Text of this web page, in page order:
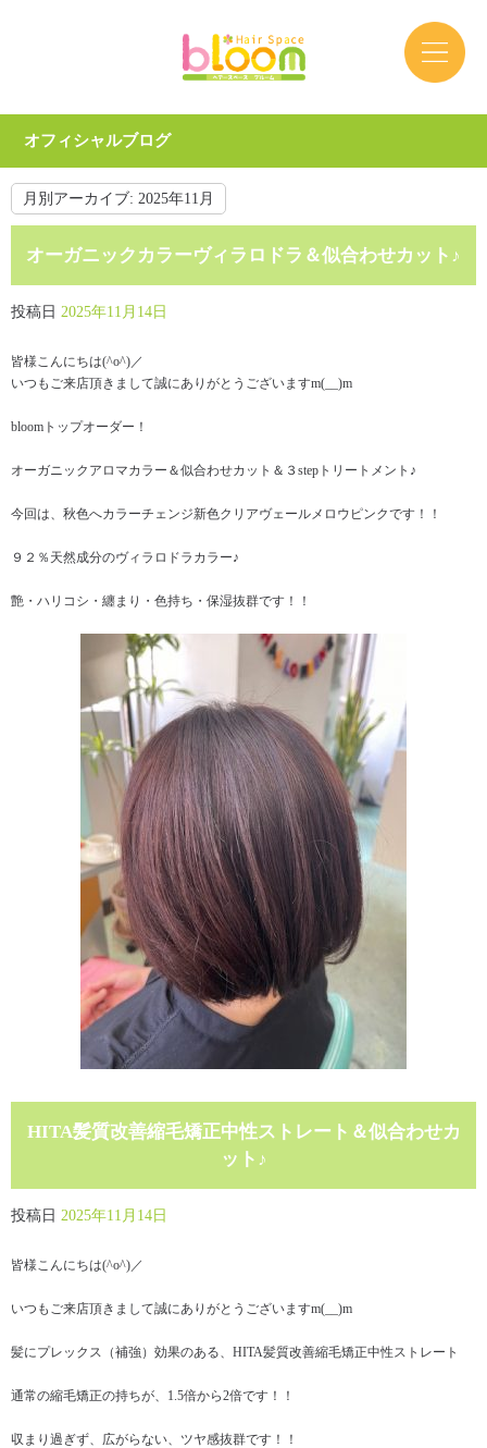
オフィシャルブログ
月別アーカイブ: 2025年11月
オーガニックカラーヴィラロドラ＆似合わせカット♪
投稿日 2025年11月14日
皆様こんにちは(^o^)／
いつもご来店頂きまして誠にありがとうございますm(__)m
bloomトップオーダー！
オーガニックアロマカラー＆似合わせカット＆３stepトリートメント♪
今回は、秋色へカラーチェンジ新色クリアヴェールメロウピンクです！！
９２％天然成分のヴィラロドラカラー♪
艶・ハリコシ・纏まり・色持ち・保湿抜群です！！
HITA髪質改善縮毛矯正中性ストレート＆似合わせカ
ット♪
投稿日 2025年11月14日
皆様こんにちは(^o^)／
いつもご来店頂きまして誠にありがとうございますm(__)m
髪にプレックス（補強）効果のある、HITA髪質改善縮毛矯正中性ストレート
通常の縮毛矯正の持ちが、1.5倍から2倍です！！
収まり過ぎず、広がらない、ツヤ感抜群です！！